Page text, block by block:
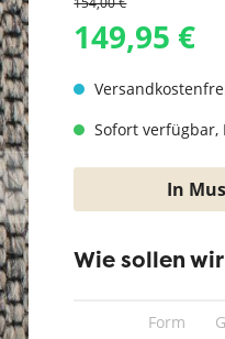
Teppich Taupe
149,95 €
Sofort verfügbar,
In
Wie sollen
Form